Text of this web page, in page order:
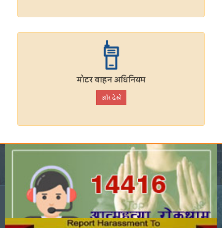
मोटर वाहन अधिनियम
और देखें